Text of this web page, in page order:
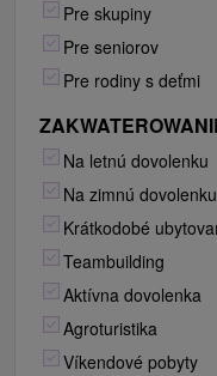
Pre skupiny
Pre seniorov
Pre rodiny s deťmi
Na letnú dovolenku
Na zimnú dovolenku
Krátkodobé
Teambuilding
Aktívna dovolenka
Agroturistika
Víkendové pobyty